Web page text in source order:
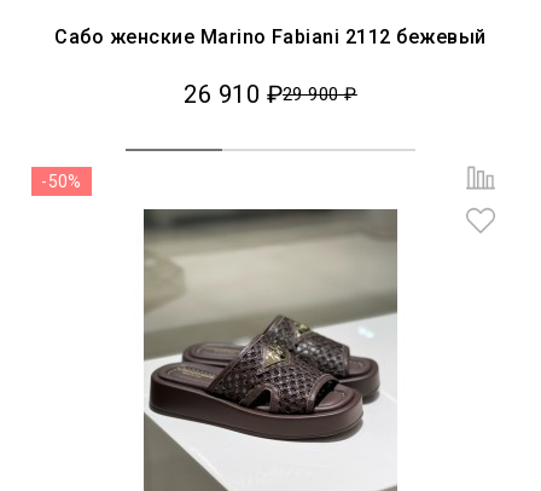
Сабо женские Marino Fabiani 2112 бежевый
26 910 ₽29 900 ₽
-50%